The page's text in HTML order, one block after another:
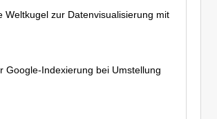
Weltkugel zur Datenvisualisierung mit
Google-Indexierung bei Umstellung